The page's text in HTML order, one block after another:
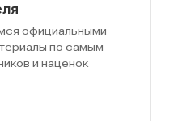
официальными
по самым
и наценок